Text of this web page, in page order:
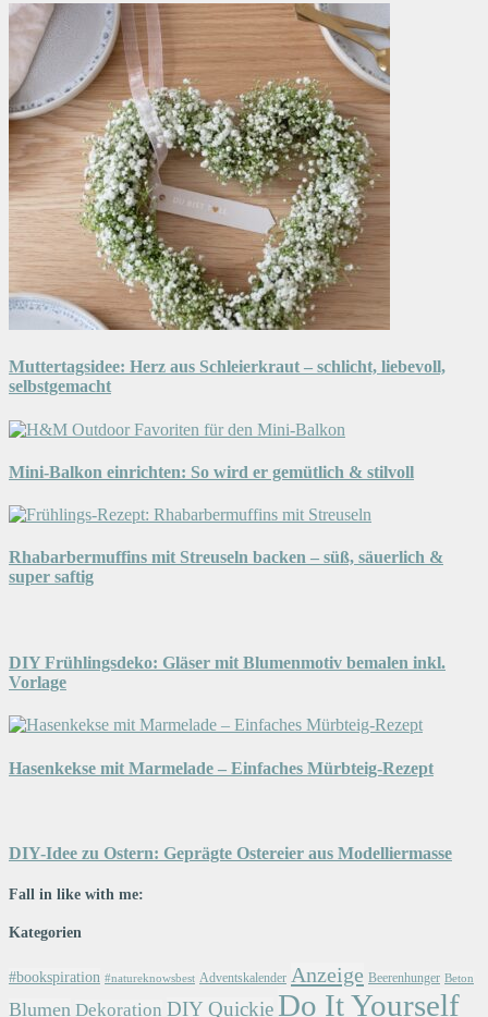
Muttertagsidee: Herz aus Schleierkraut – schlicht, liebevoll,
selbstgemacht
Mini-Balkon einrichten: So wird er gemütlich & stilvoll
Rhabarbermuffins mit Streuseln backen – süß, säuerlich &
super saftig
DIY Frühlingsdeko: Gläser mit Blumenmotiv bemalen inkl.
Vorlage
Hasenkekse mit Marmelade – Einfaches Mürbteig-Rezept
DIY-Idee zu Ostern: Geprägte Ostereier aus Modelliermasse
Fall in like with me:
Kategorien
#bookspiration #natureknowsbest Adventskalender Anzeige Beerenhunger Beton
Blumen Dekoration DIY Quickie Do It Yourself